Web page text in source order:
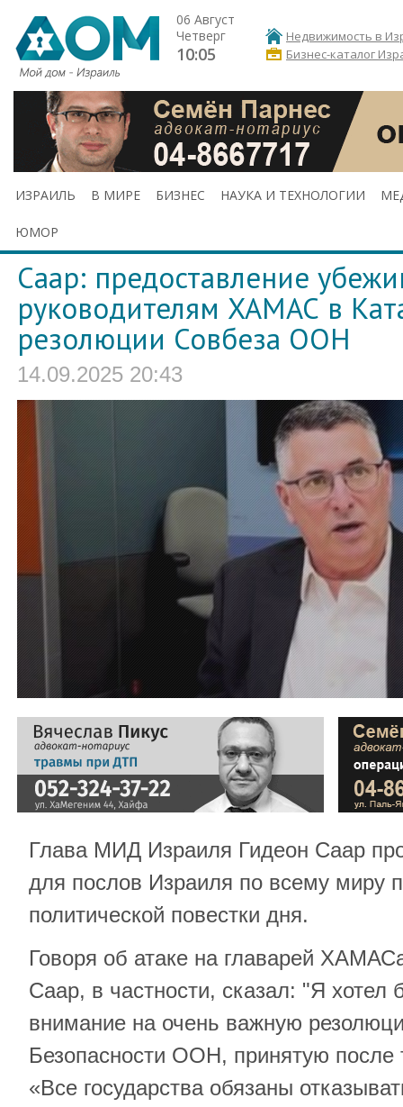
06 Август
Четверг
10:05
Недвижимость в
Бизнес-каталог
ИЗРАИЛЬ В МИРЕ БИЗНЕС НАУКА И ТЕХНОЛОГИИ
ЮМОР
Саар: предоставление
руководителям ХАМАС в
резолюции Совбеза ООН
14.09.2025 20:43
Глава МИД Израиля Гидеон Саар
для послов Израиля по всему миру
политической повестки дня.
Говоря об атаке на главарей
Саар, в частности, сказал: "Я хотел
внимание на очень важную
Безопасности ООН, принятую после
«Все государства обязаны